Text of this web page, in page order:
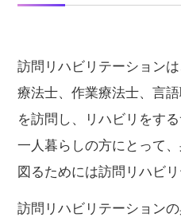
訪問リハビリテーション
療法士、作業療法士、言
を訪問し、リハビリをす
一人暮らしの方にとって
図るためには訪問リハビ
訪問リハビリテーション